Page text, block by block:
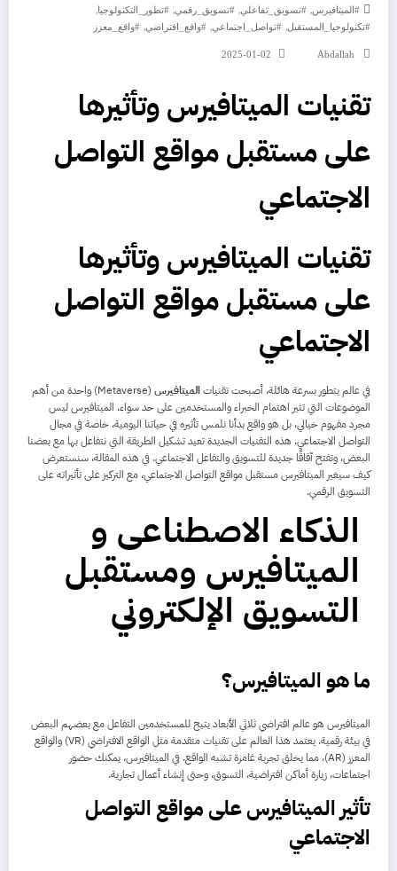
#الميتافيرس, #تسويق_تفاعلي, #تسويق_رقمي, #تطور_التكنولوجيا,
#تكنولوجيا_المستقبل, #تواصل_اجتماعي, #واقع_افتراضي, #واقع_معزز
Abdallah
2025-01-02
تقنيات الميتافيرس وتأثيرها
على مستقبل مواقع التواصل
الاجتماعي
تقنيات الميتافيرس وتأثيرها
على مستقبل مواقع التواصل
الاجتماعي
في عالم يتطور بسرعة هائلة، أصبحت تقنياتالميتافيرس
(Metaverse) واحدة من أهم
الموضوعات التي تثير اهتمام الخبراء والمستخدمين على حد سواء. الميتافيرس ليس
مجرد مفهوم خيالي، بل هو واقع بدأنا نلمس تأثيره في حياتنا اليومية، خاصة في مجال
التواصل الاجتماعي. هذه التقنيات الجديدة تعيد تشكيل الطريقة التي نتفاعل بها مع بعضنا
البعض، وتفتح آفاقًا جديدة للتسويق والتفاعل الاجتماعي. في هذه المقالة، سنستعرض
كيف سيغير الميتافيرس مستقبل مواقع التواصل الاجتماعي، مع التركيز على تأثيراته على
التسويق الرقمي.
الذكاء الاصطناعى و
الميتافيرس ومستقبل
التسويق الإلكتروني
ما هو الميتافيرس؟
الميتافيرس هو عالم افتراضي ثلاثي الأبعاد يتيح للمستخدمين التفاعل مع بعضهم البعض
في بيئة رقمية. يعتمد هذا العالم على تقنيات متقدمة مثل الواقع الافتراضي (VR) والواقع
المعزز (AR)، مما يخلق تجربة غامرة تشبه الواقع. في الميتافيرس، يمكنك حضور
اجتماعات، زيارة أماكن افتراضية، التسوق، وحتى إنشاء أعمال تجارية.
تأثير الميتافيرس على مواقع التواصل
الاجتماعي